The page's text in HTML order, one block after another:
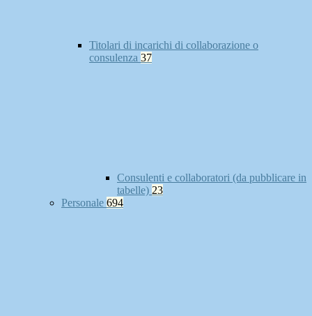
Titolari di incarichi di collaborazione o
consulenza 37
Consulenti e collaboratori (da pubblicare in
tabelle) 23
Personale 694